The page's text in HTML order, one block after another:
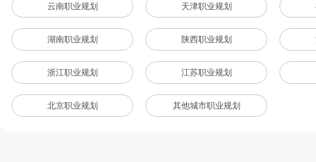
云南职业规划 天津职业规划
湖南职业规划 陕西职业规划
浙江职业规划 江苏职业规划
北京职业规划 其他城市职业规划